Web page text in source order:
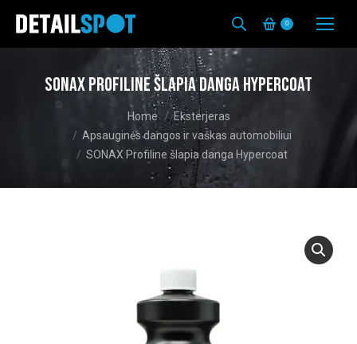
0
SONAX Profiline šlapia danga Hypercoat
You are here: Home
Eksterjeras
Apsauginės dangos ir vaškas automobiliui
SONAX Profiline šlapia danga Hypercoat